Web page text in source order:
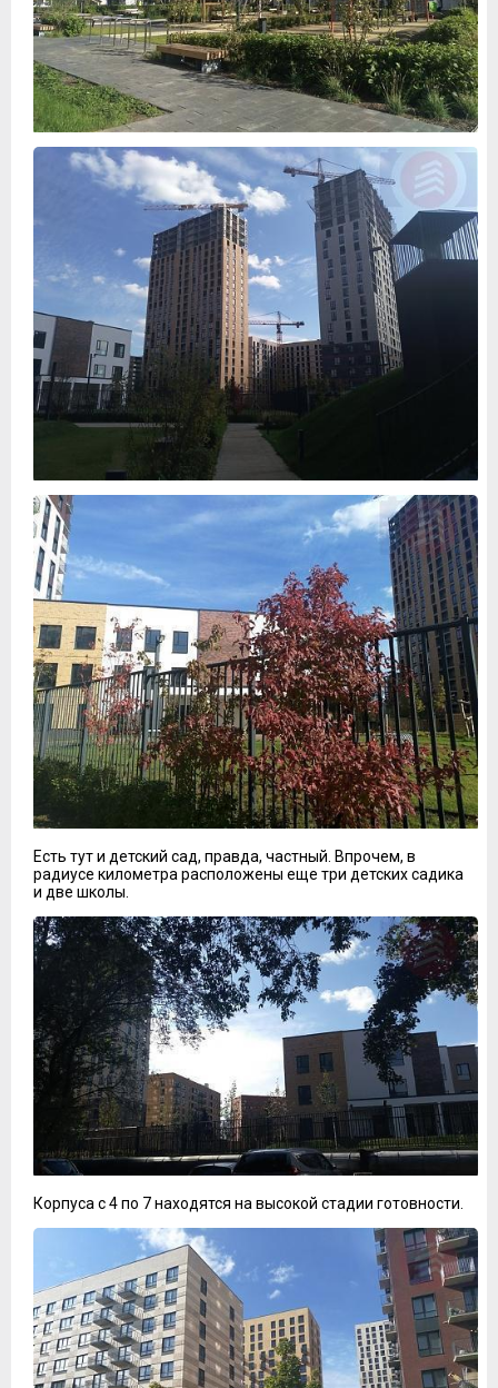
Есть тут и детский сад, правда, частный. Впрочем, в
радиусе километра расположены еще три детских садика
и две школы.
Корпуса с 4 по 7 находятся на высокой стадии готовности.